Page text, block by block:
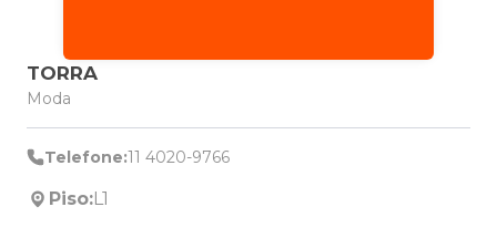
TORRA
Moda
Telefone:11 4020-9766
Piso:L1